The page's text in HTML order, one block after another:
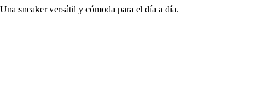
Una sneaker versátil y cómoda para el día a día.